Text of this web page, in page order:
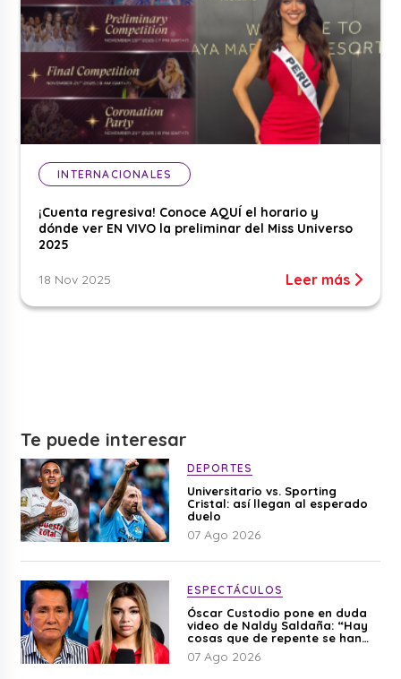
INTERNACIONALES
¡Cuenta regresiva! Conoce AQUÍ el horario y
dónde ver EN VIVO la preliminar del Miss Universo
2025
18 Nov 2025 Leer más
Te puede interesar
DEPORTES
Universitario vs. Sporting
Cristal: así llegan al esperado
duelo
07 Ago 2026
ESPECTÁCULOS
Óscar Custodio pone en duda
video de Naldy Saldaña: “Hay
cosas que de repente se han
editado”
07 Ago 2026